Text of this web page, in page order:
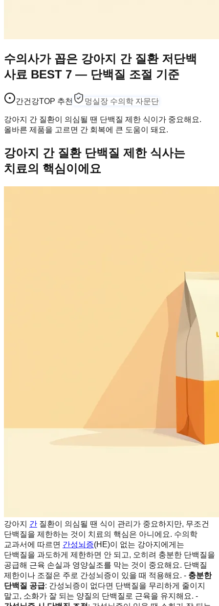
수의사가 꼽은 강아지 간 질환 저단백
사료 BEST 7 — 단백질 조절 기준
간건강TOP 추천 멍실장 수의학 자문단
강아지 간 질환이 의심될 땐 단백질 제한 식이가 중요해요.
올바른 제품을 고르면 간 회복에 큰 도움이 돼요.
강아지 간 질환 단백질 제한 식사는
치료의 핵심이에요
강아지 간 질환이 의심될 땐 식이 관리가 중요하지만, 무조건
단백질을 제한하는 것이 치료의 핵심은 아니에요. 수의학
교과서에 따르면 간성뇌증(HE)이 없는 강아지에게는
단백질을 과도하게 제한하면 안 되고, 오히려 충분한 단백질을
공급해 근육 손실과 영양실조를 막는 것이 중요해요. 단백질
제한이나 조절은 주로 간성뇌증이 있을 때 적용해요. - 충분한
단백질 공급: 간성뇌증이 없다면 단백질을 무리하게 줄이지
말고, 소화가 잘 되는 양질의 단백질로 근육을 유지해요. -